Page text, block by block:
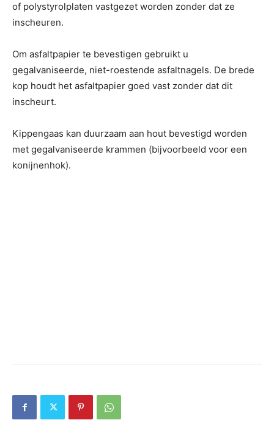
of polystyrolplaten vastgezet worden zonder dat ze
inscheuren.
Om asfaltpapier te bevestigen gebruikt u
gegalvaniseerde, niet-roestende asfaltnagels. De brede
kop houdt het asfaltpapier goed vast zonder dat dit
inscheurt.
Kippengaas kan duurzaam aan hout bevestigd worden
met gegalvaniseerde krammen (bijvoorbeeld voor een
konijnenhok).